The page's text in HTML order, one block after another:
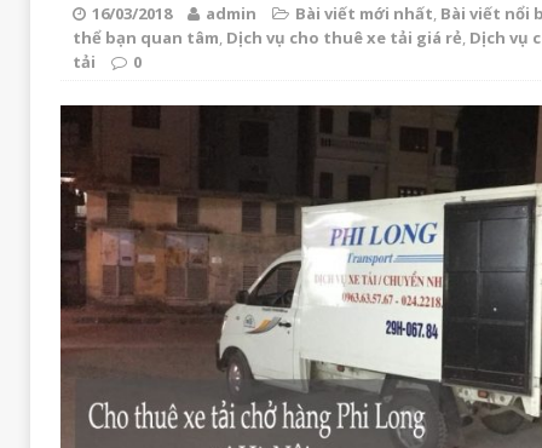
16/03/2018 admin Bài viết mới nhất, Bài viết nổi
thể bạn quan tâm, Dịch vụ cho thuê xe tải giá rẻ, Dịch vụ
tải
0